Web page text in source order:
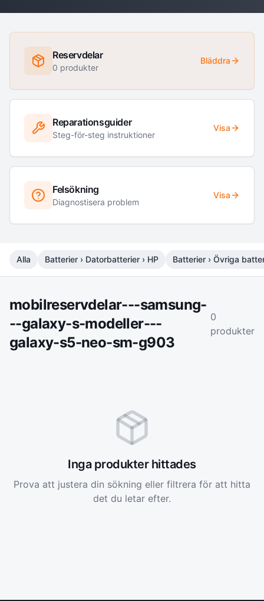
Reservdelar
0 produkter
Bläddra
Reparationsguider
Steg-för-steg instruktioner
Visa
Felsökning
Diagnostisera problem
Visa
Alla Batterier › Datorbatterier › HP Batterier › Övriga
mobilreservdelar---samsung-
--galaxy-s-modeller---
galaxy-s5-neo-sm-g903
0
produkter
Inga produkter hittades
Prova att justera din sökning eller filtrera för att hitta
det du letar efter.